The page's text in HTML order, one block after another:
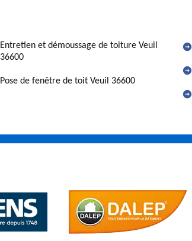
Entretien et démoussage de toiture Veuil
36600
Pose de fenêtre de toit Veuil 36600